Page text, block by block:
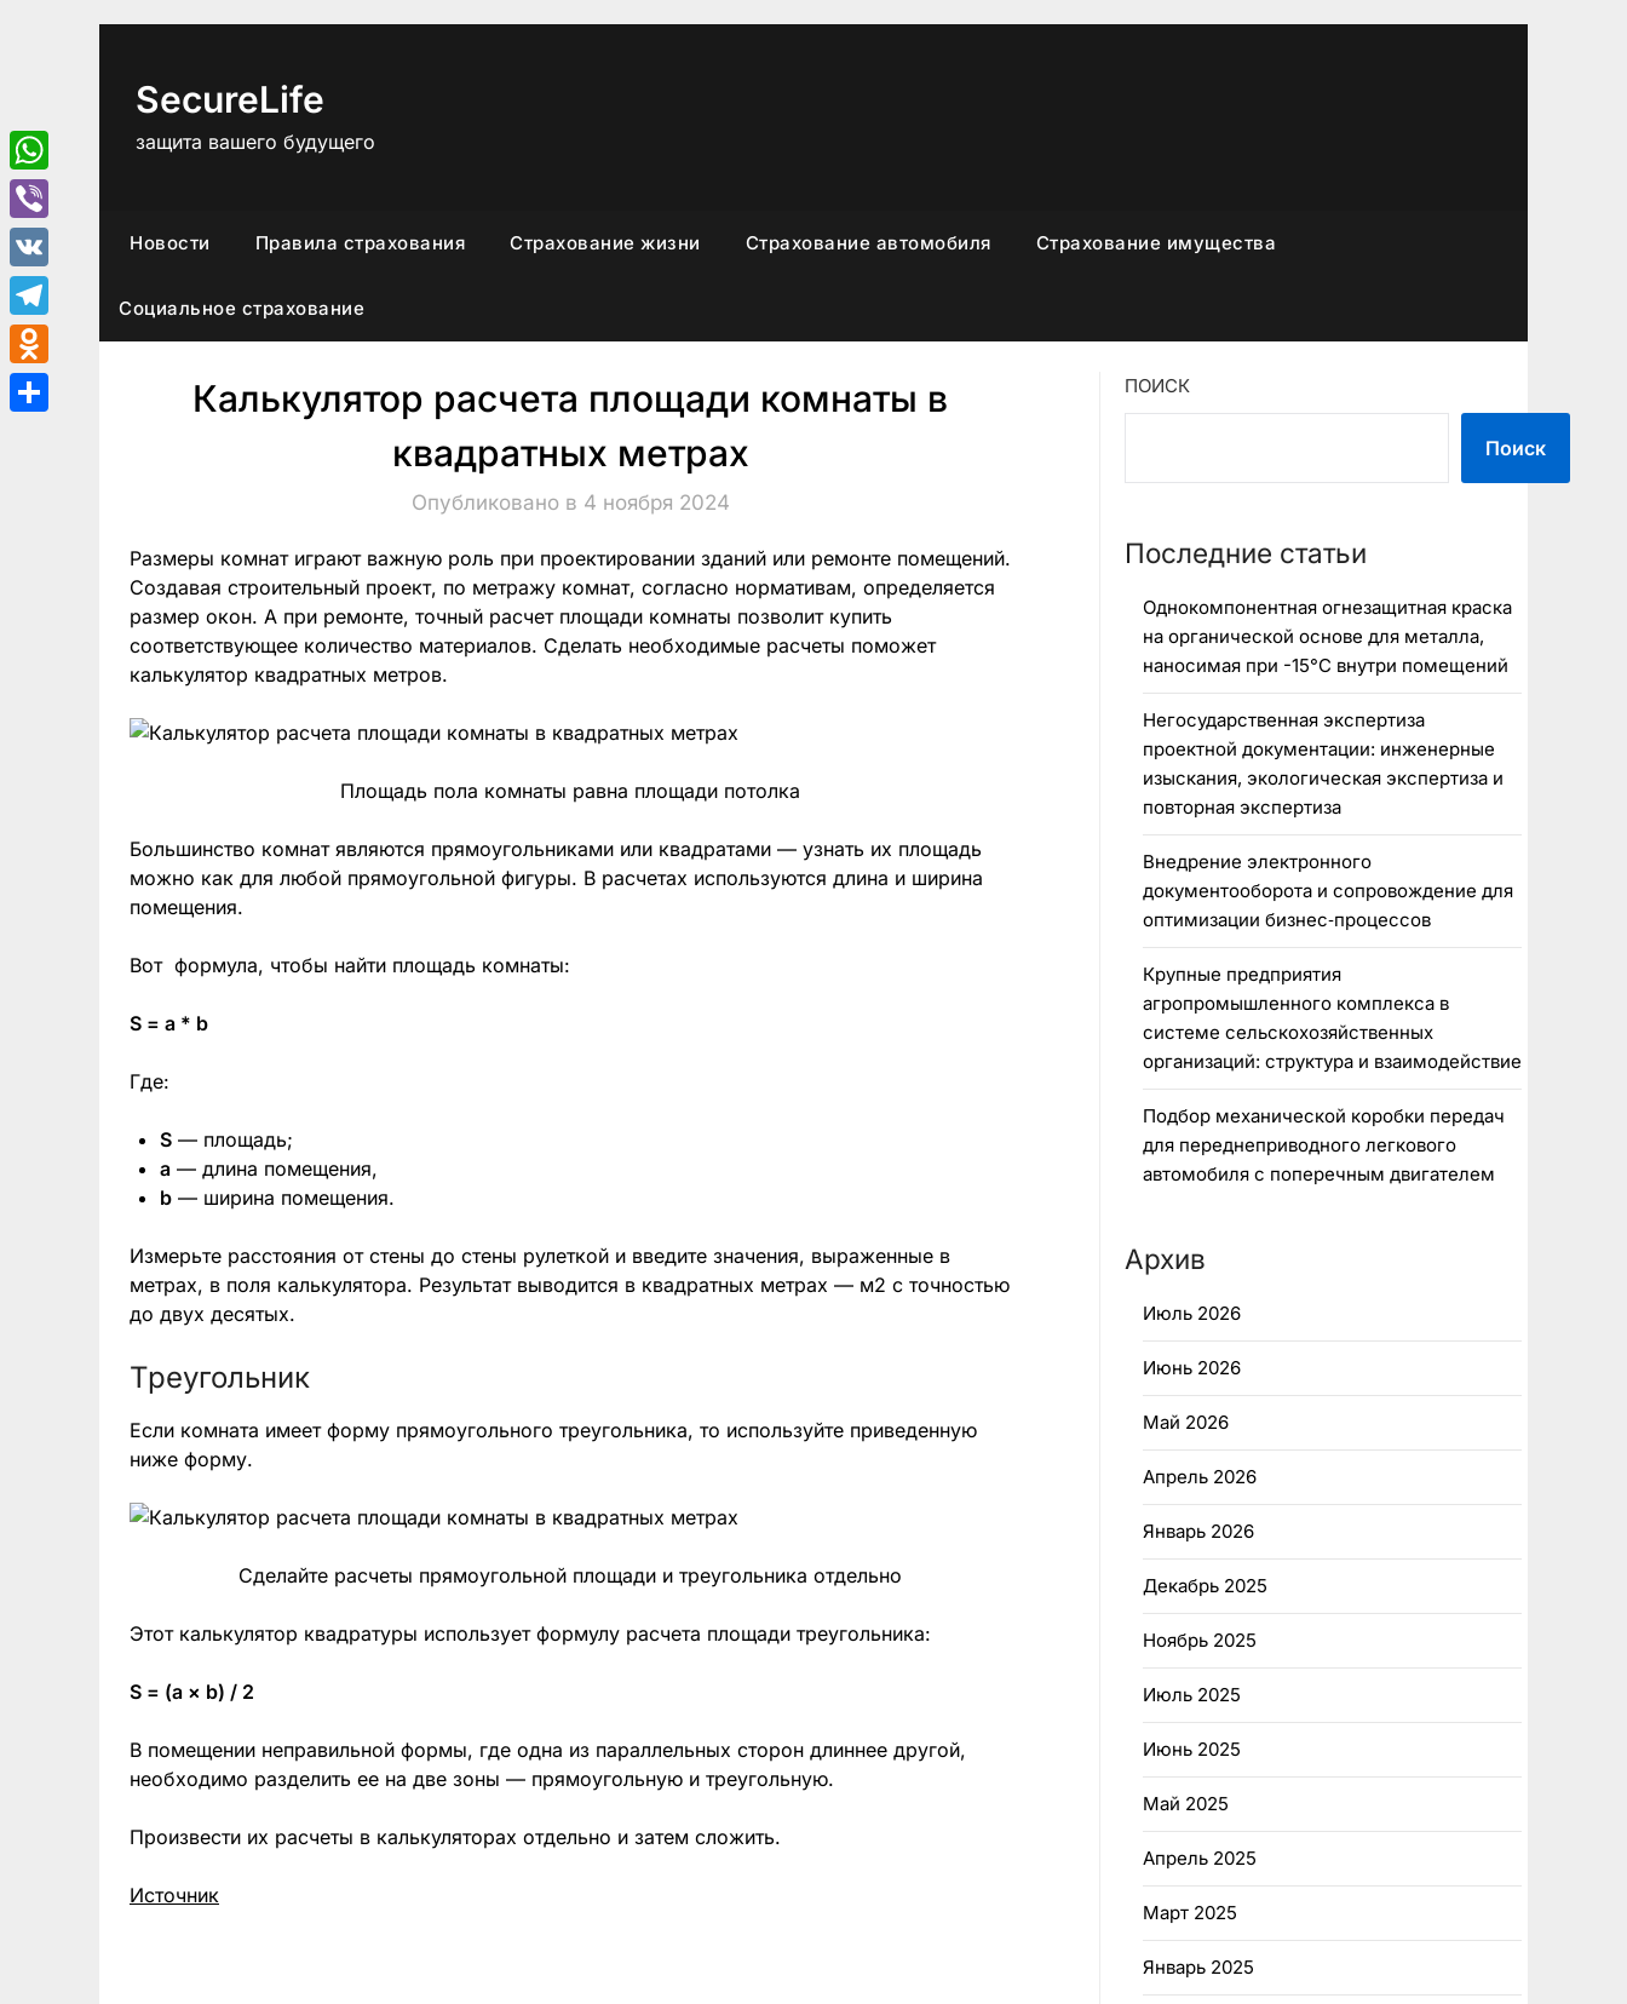
SecureLife
защита вашего будущего
Новости Правила страхования Страхование жизни Страхование автомобиля Страхование имущества
Социальное страхование
Калькулятор расчета площади комнаты в
квадратных метрах
Опубликовано в 4 ноября 2024
Размеры комнат играют важную роль при проектировании зданий или ремонте помещений.
Создавая строительный проект, по метражу комнат, согласно нормативам, определяется
размер окон. А при ремонте, точный расчет площади комнаты позволит купить
соответствующее количество материалов. Сделать необходимые расчеты поможет
калькулятор квадратных метров.
Площадь пола комнаты равна площади потолка
Большинство комнат являются прямоугольниками или квадратами — узнать их площадь
можно как для любой прямоугольной фигуры. В расчетах используются длина и ширина
помещения.
Вот формула, чтобы найти площадь комнаты:
S = a * b
Где:
S — площадь;
a — длина помещения,
b — ширина помещения.
Измерьте расстояния от стены до стены рулеткой и введите значения, выраженные в
метрах, в поля калькулятора. Результат выводится в квадратных метрах — м2 с точностью
до двух десятых.
Треугольник
Если комната имеет форму прямоугольного треугольника, то используйте приведенную
ниже форму.
Сделайте расчеты прямоугольной площади и треугольника отдельно
Этот калькулятор квадратуры использует формулу расчета площади треугольника:
S = (a × b) / 2
В помещении неправильной формы, где одна из параллельных сторон длиннее другой,
необходимо разделить ее на две зоны — прямоугольную и треугольную.
Произвести их расчеты в калькуляторах отдельно и затем сложить.
Источник
ПОИСК
Поиск
Последние статьи
Однокомпонентная огнезащитная краска
на органической основе для металла,
наносимая при -15°C внутри помещений
Негосударственная экспертиза
проектной документации: инженерные
изыскания, экологическая экспертиза и
повторная экспертиза
Внедрение электронного
документооборота и сопровождение для
оптимизации бизнес‑процессов
Крупные предприятия
агропромышленного комплекса в
системе сельскохозяйственных
организаций: структура и взаимодействие
Подбор механической коробки передач
для переднеприводного легкового
автомобиля с поперечным двигателем
Архив
Июль 2026
Июнь 2026
Май 2026
Апрель 2026
Январь 2026
Декабрь 2025
Ноябрь 2025
Июль 2025
Июнь 2025
Май 2025
Апрель 2025
Март 2025
Январь 2025
WhatsApp
Viber
VK
Telegram
Odnoklassniki